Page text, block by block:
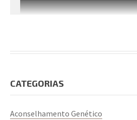
CATEGORIAS
Aconselhamento Genético